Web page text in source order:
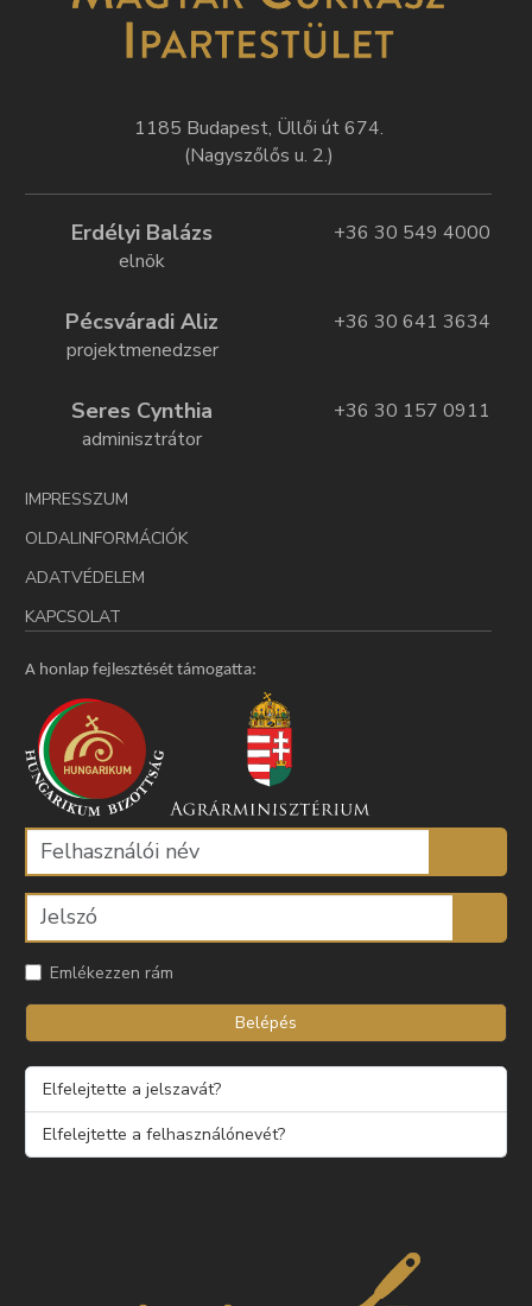
1185 Budapest, Üllői út 674.
(Nagyszőlős u. 2.)
Erdélyi Balázs
elnök
+36 30 549 4000
Pécsváradi Aliz
projektmenedzser
+36 30 641 3634
Seres Cynthia
adminisztrátor
+36 30 157 0911
IMPRESSZUM
OLDALINFORMÁCIÓK
ADATVÉDELEM
KAPCSOLAT
A honlap fejlesztését támogatta:
Emlékezzen rám
Belépés
Elfelejtette a jelszavát?
Elfelejtette a felhasználónevét?